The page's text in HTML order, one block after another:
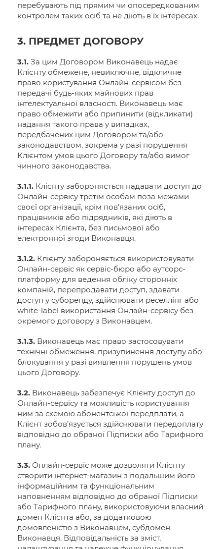
перебувають під прямим чи опосередкованим
контролем таких осіб та не діють в їх інтересах.
3. ПРЕДМЕТ ДОГОВОРУ
3.1. За цим Договором Виконавець надає
Клієнту обмежене, невиключне, відкличне
право користування Онлайн-сервісом без
передачі будь-яких майнових прав
інтелектуальної власності. Виконавець має
право обмежити або припинити (відкликати)
надання такого права у випадках,
передбачених цим Договором та/або
законодавством, зокрема у разі порушення
Клієнтом умов цього Договору та/або вимог
чинного законодавства.
3.1.1. Клієнту забороняється надавати доступ до
Онлайн-сервісу третім особам поза межами
своєї організації, крім пов’язаних осіб,
працівників або підрядників, які діють в
інтересах Клієнта, без письмової або
електронної згоди Виконавця.
3.1.2. Клієнту забороняється використовувати
Онлайн-сервіс як сервіс-бюро або аутсорс-
платформу для ведення обліку сторонніх
компаній, перепродавати доступ, здавати
доступ у суборенду, здійснювати реселлінг або
white-label використання Онлайн-сервісу без
окремого договору з Виконавцем.
3.1.3. Виконавець має право застосовувати
технічні обмеження, призупинення доступу або
блокування у разі виявлення порушень умов
цього Договору.
3.2. Виконавець забезпечує Клієнту доступ до
Онлайн-сервісу та можливість користування
ним за схемою абонентської передплати, а
Клієнт зобов’язується здійснювати передоплату
відповідно до обраної Підписки або Тарифного
плану.
3.3. Онлайн-сервіс може дозволяти Клієнту
створити інтернет-магазин з подальшим його
інформаційним та функціональним
наповненням відповідно до обраної Підписки
або Тарифного плану, використовуючи власний
домен Клієнта або, за додатковою
домовленістю з Виконавцем, субдомен
Виконавця. Відповідальність за зміст,